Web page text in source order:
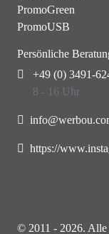
PromoGreen
PromoUSB
Persönliche
+49 (0) 3491-
8 - 16 Uhr
https://
© 2011 - 2026. Alle